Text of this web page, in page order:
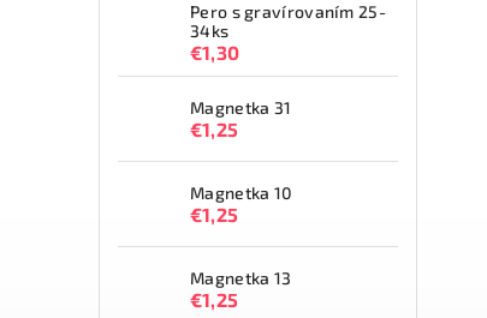
Pero s gravírovaním 25-
34ks
€1,30
Magnetka 31
€1,25
Magnetka 10
€1,25
Magnetka 13
€1,25